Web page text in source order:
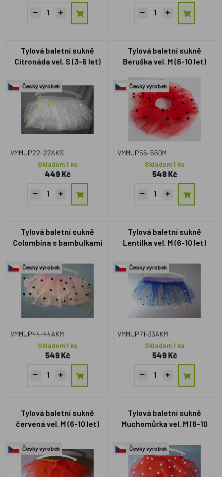
Tylová baletní sukně
Citronáda vel. S (3-6 let)
Český výrobek
VMMUP22-22AKS
Skladem 1 ks
449 Kč
Tylová baletní sukně
Beruška vel. M (6-10 let)
Český výrobek
VMMUP55-55DM
Skladem 1 ks
549 Kč
Tylová baletní sukně
Colombína s bambulkami
Český výrobek
VMMUP44-44AKM
Skladem 1 ks
549 Kč
Tylová baletní sukně
Lentilka vel. M (6-10 let)
Český výrobek
VMMUP71-33AKM
Skladem 1 ks
549 Kč
Tylová baletní sukně
červená vel. M (6-10 let)
Český výrobek
Tylová baletní sukně
Muchomůrka vel. M (6-10
Český výrobek